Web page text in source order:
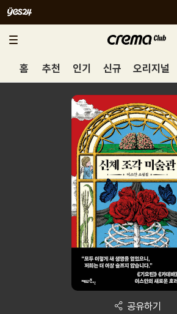
홈 추천 인기 신규 오리지널
공유하기